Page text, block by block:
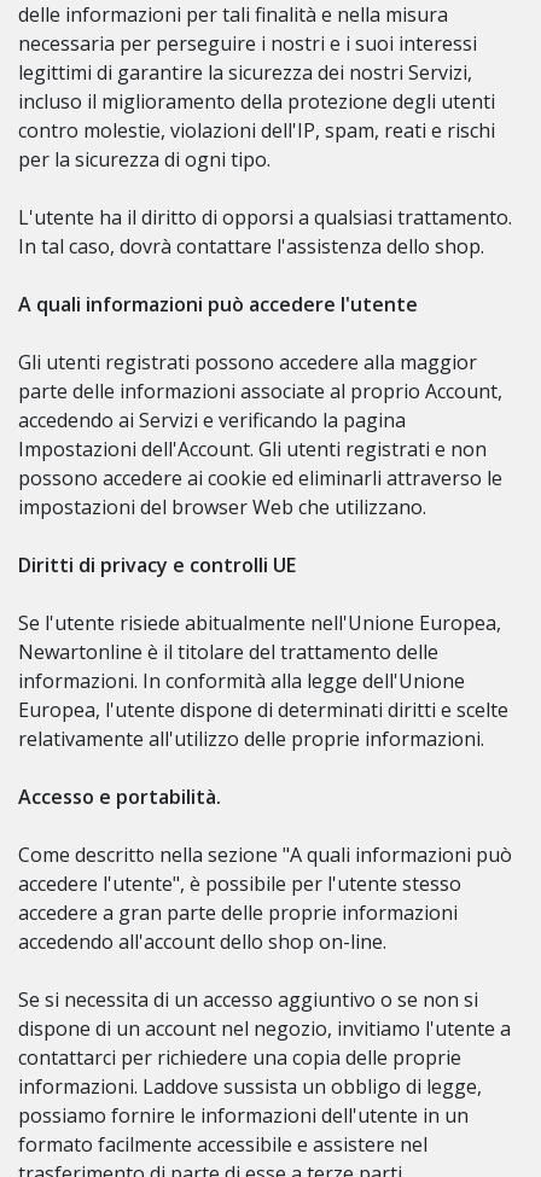
delle informazioni per tali finalità e nella misura
necessaria per perseguire i nostri e i suoi interessi
legittimi di garantire la sicurezza dei nostri Servizi,
incluso il miglioramento della protezione degli utenti
contro molestie, violazioni dell'IP, spam, reati e rischi
per la sicurezza di ogni tipo.
L'utente ha il diritto di opporsi a qualsiasi trattamento.
In tal caso, dovrà contattare l'assistenza dello shop.
A quali informazioni può accedere l'utente
Gli utenti registrati possono accedere alla maggior
parte delle informazioni associate al proprio Account,
accedendo ai Servizi e verificando la pagina
Impostazioni dell'Account. Gli utenti registrati e non
possono accedere ai cookie ed eliminarli attraverso le
impostazioni del browser Web che utilizzano.
Diritti di privacy e controlli UE
Se l'utente risiede abitualmente nell'Unione Europea,
Newartonline è il titolare del trattamento delle
informazioni. In conformità alla legge dell'Unione
Europea, l'utente dispone di determinati diritti e scelte
relativamente all'utilizzo delle proprie informazioni.
Accesso e portabilità.
Come descritto nella sezione "A quali informazioni può
accedere l'utente", è possibile per l'utente stesso
accedere a gran parte delle proprie informazioni
accedendo all'account dello shop on-line.
Se si necessita di un accesso aggiuntivo o se non si
dispone di un account nel negozio, invitiamo l'utente a
contattarci per richiedere una copia delle proprie
informazioni. Laddove sussista un obbligo di legge,
possiamo fornire le informazioni dell'utente in un
formato facilmente accessibile e assistere nel